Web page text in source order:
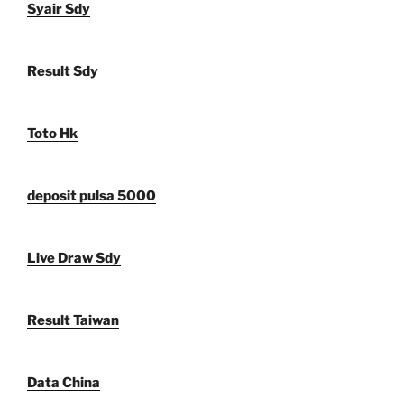
Syair Sdy
Result Sdy
Toto Hk
deposit pulsa 5000
Live Draw Sdy
Result Taiwan
Data China